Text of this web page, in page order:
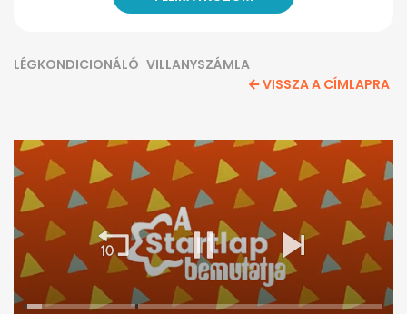
LÉGKONDICIONÁLÓ VILLANYSZÁMLA
VISSZA A CÍMLAPRA